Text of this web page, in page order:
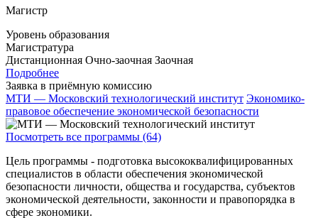
Магистр
Уровень образования
Магистратура
Дистанционная Очно-заочная Заочная
Подробнее
Заявка в приёмную комиссию
МТИ — Московский технологический институт Экономико-
правовое обеспечение экономической безопасности
Посмотреть все программы (64)
Цель программы - подготовка высококвалифицированных
специалистов в области обеспечения экономической
безопасности личности, общества и государства, субъектов
экономической деятельности, законности и правопорядка в
сфере экономики.